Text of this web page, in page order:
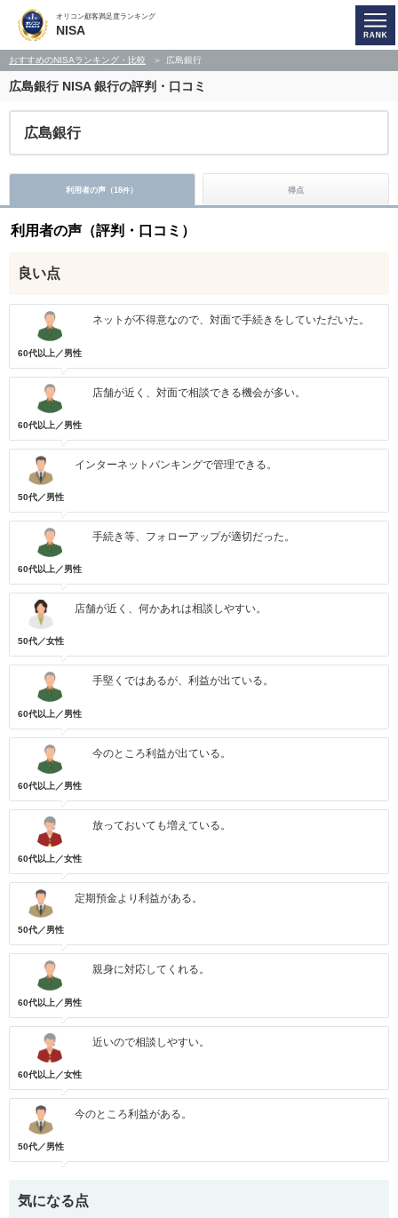
オリコン顧客満足度ランキング
NISA
おすすめのNISAランキング・比較 広島銀行
広島銀行NISA 銀行の評判・口コミ
広島銀行
利用者の声（18件） 得点
利用者の声（評判・口コミ）
良い点
60代以上／男性
ネットが不得意なので、対面で手続きをしていただいた。
60代以上／男性
店舗が近く、対面で相談できる機会が多い。
50代／男性
インターネットバンキングで管理できる。
60代以上／男性
手続き等、フォローアップが適切だった。
50代／女性
店舗が近く、何かあれは相談しやすい。
60代以上／男性
手堅くではあるが、利益が出ている。
60代以上／男性
今のところ利益が出ている。
60代以上／女性
放っておいても増えている。
50代／男性
定期預金より利益がある。
60代以上／男性
親身に対応してくれる。
60代以上／女性
近いので相談しやすい。
50代／男性
今のところ利益がある。
気になる点